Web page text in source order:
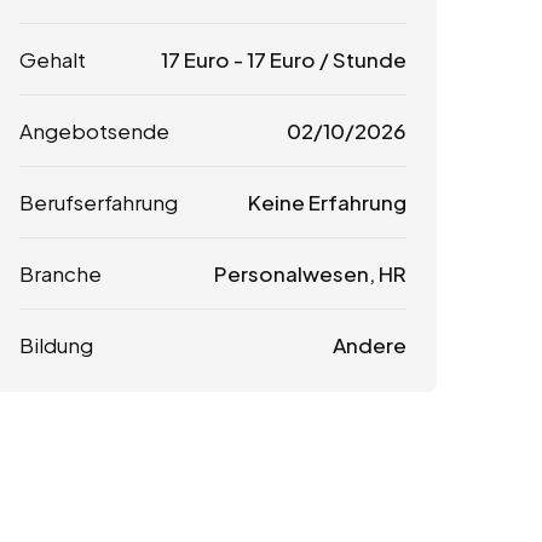
Gehalt 17 Euro -17 Euro / Stunde
Angebotsende 02/10/2026
Berufserfahrung Keine Erfahrung
Branche Personalwesen, HR
Bildung Andere